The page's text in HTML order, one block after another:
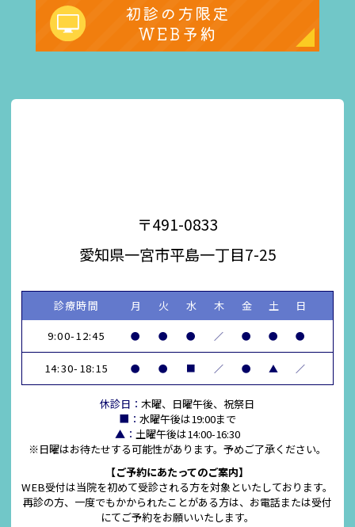
初診の方限定
WEB予約
〒491-0833
愛知県一宮市平島一丁目7-25
診療時間 月 火 水 木 金 土
日
9:00-12:45
● ● ● ／ ● ● ●
14:30-18:15 ● ● ■ ／ ● ▲ ／
休診日：木曜、日曜午後、祝祭日
■： 水曜午後は19:00まで
▲： 土曜午後は14:00-16:30
※日曜はお待たせする可能性があります。予めご了承ください。
【ご予約にあたってのご案内】
WEB受付は当院を初めて受診される方を対象といたしております。
再診の方、一度でもかかられたことがある方は、お電話または受付
にてご予約をお願いいたします。